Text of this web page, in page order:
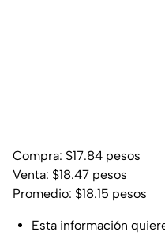
Compra: $17.84 pesos
Venta: $18.47 pesos
Promedio: $18.15 pesos
Esta información